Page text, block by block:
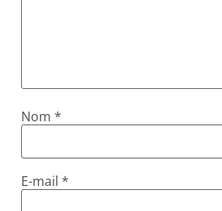
Nom *
E-mail *